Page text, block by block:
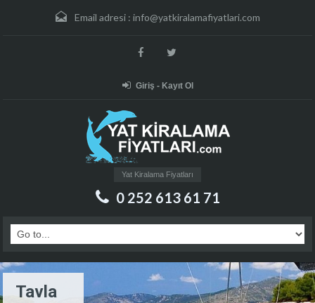
Email adresi : info@yatkiralamafiyatlari.com
Giriş - Kayıt Ol
Yat Kiralama Fiyatları
0 252 613 61 71
Tavla